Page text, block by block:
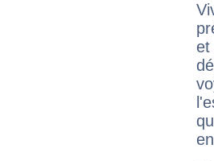
et